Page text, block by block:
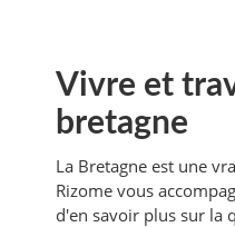
Vivre et
bretagne
La Bretagne est une
Rizome vous
d'en savoir plus sur la